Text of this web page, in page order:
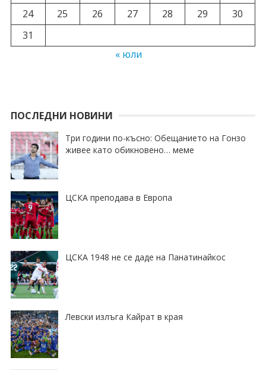
24
25 26 27 28 29
30
31
« юли
ПОСЛЕДНИ НОВИНИ
Три години по-късно: Обещанието на Гонзо
живее като обикновено… меме
ЦСКА преподава в Европа
ЦСКА 1948 не се даде на Панатинайкос
Левски излъга Кайрат в края